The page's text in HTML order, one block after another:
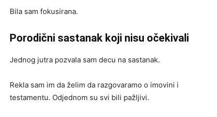
Bila sam fokusirana.
Porodični sastanak koji nisu očekivali
Jednog jutra pozvala sam decu na sastanak.
Rekla sam im da želim da razgovaramo o imovini i
testamentu. Odjednom su svi bili pažljivi.